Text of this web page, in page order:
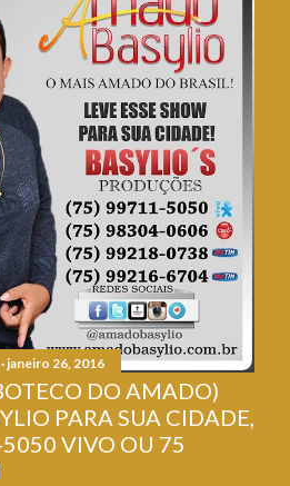
janeiro 26, 2016
DO AMADO)
PARA SUA CIDADE,
VIVO OU 75